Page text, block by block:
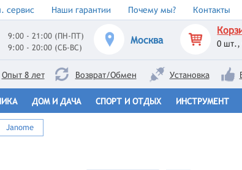
сервис Наши гарантии Почему мы? Контакты
9:00 - 21:00 (ПН-ПТ)
9:00 - 20:00 (СБ-ВС)
Москва 0
Опыт 8 лет Возврат/Обмен Установка
ДОМ И ДАЧА СПОРТ И ОТДЫХ ИНСТРУМЕНТ
Janome